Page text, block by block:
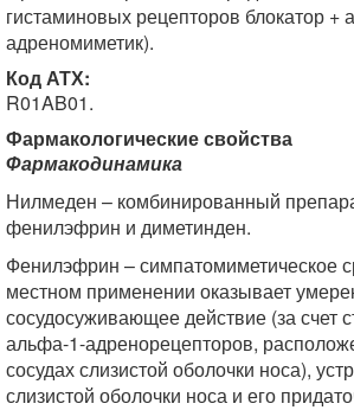
гистаминовых рецепторов блокатор +
адреномиметик).
Код АТХ:
R01AB01.
Фармакологические свойства
Фармакодинамика
Нилмеден – комбинированный
фенилэфрин и диметинден.
Фенилэфрин – симпатомиметическое
местном применении оказывает
сосудосуживающее действие (за счет
альфа-1-адренорецепторов,
сосудах слизистой оболочки носа),
слизистой оболочки носа и его